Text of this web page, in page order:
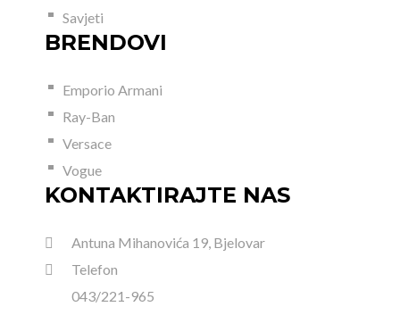
Savjeti
BRENDOVI
Emporio Armani
Ray-Ban
Versace
Vogue
KONTAKTIRAJTE NAS
Antuna Mihanovića 19, Bjelovar
Telefon
043/221-965